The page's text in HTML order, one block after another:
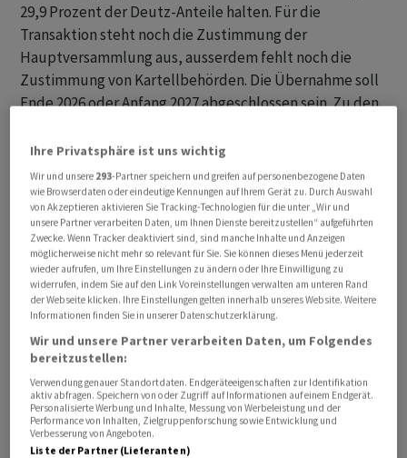
29,9 Prozent der Deutz-Anteile halten. Für die
Transaktion steht noch die Zustimmung der
Hauptversammlung aus, ausserdem fehlt noch die
Zustimmung von Kartellbehörden. Die Übernahme soll
Ende 2026 oder Anfang 2027 abgeschlossen sein. Zu den
Beschäftigte der FFG hinzu.
«Zusammen mit FFG wird Deutz zu einem führenden
nationalen Systemanbieter für militärische Fahrzeuge,
Antriebe und Energielösungen», sagt Deutz-Chef
Sebastian Schulte. Norbert Erichsen, Sprecher des
Gesellschafterkreises der FFG, sagt, es entstehe ein
deutscher wehrtechnischer Industrieverbund, der die
gemeinsame Entwicklung langfristig vorantreibe.
An der Börse kam der Schritt gut an. Die Deutz-Aktien
legten bis zum Mittag um gut 3 Prozent auf 9,03 Euro
zu. Damit bauten sie ihre Kursgewinne für 2026 auf rund
Ihre Privatsphäre ist uns wichtig
Wir und unsere 293-Partner speichern und greifen auf personenbezogene Daten
wie Browserdaten oder eindeutige Kennungen auf Ihrem Gerät zu. Durch Auswahl
von Akzeptieren aktivieren Sie Tracking-Technologien für die unter „Wir und
unsere Partner verarbeiten Daten, um Ihnen Dienste bereitzustellen“ aufgeführten
Zwecke. Wenn Tracker deaktiviert sind, sind manche Inhalte und Anzeigen
möglicherweise nicht mehr so relevant für Sie. Sie können dieses Menü jederzeit
wieder aufrufen, um Ihre Einstellungen zu ändern oder Ihre Einwilligung zu
widerrufen, indem Sie auf den Link Voreinstellungen verwalten am unteren Rand
der Webseite klicken. Ihre Einstellungen gelten innerhalb unseres Website. Weitere
Informationen finden Sie in unserer Datenschutzerklärung.
Wir und unsere Partner verarbeiten Daten, um Folgendes
bereitzustellen:
Verwendung genauer Standortdaten. Endgeräteeigenschaften zur Identifikation
aktiv abfragen. Speichern von oder Zugriff auf Informationen auf einem Endgerät.
Personalisierte Werbung und Inhalte, Messung von Werbeleistung und der
Performance von Inhalten, Zielgruppenforschung sowie Entwicklung und
Verbesserung von Angeboten.
Liste der Partner (Lieferanten)